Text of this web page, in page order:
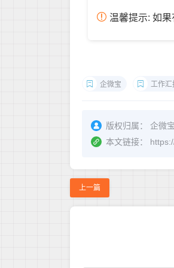
温馨提示: 如
企微宝 工作汇
版权归属：
企微宝
本文链接：
上一篇